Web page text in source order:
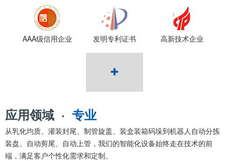
AAA级信用企业 发明专利证书 高新技术企业
应用领域 · 专业
从乳化均质、灌装封尾、制管旋盖、装盒装箱码垛到机器人自动分拣
装盘、自动剪尾、自动上管，我们的智能化设备始终走在技术的前
端，满足客户个性化需求和定制。